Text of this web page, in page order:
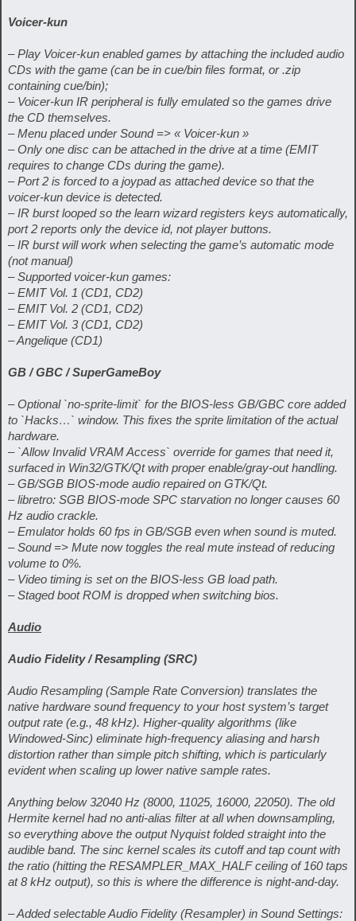
Voicer-kun
– Play Voicer-kun enabled games by attaching the included audio
CDs with the game (can be in cue/bin files format, or .zip
containing cue/bin);
– Voicer-kun IR peripheral is fully emulated so the games drive
the CD themselves.
– Menu placed under Sound => « Voicer-kun »
– Only one disc can be attached in the drive at a time (EMIT
requires to change CDs during the game).
– Port 2 is forced to a joypad as attached device so that the
voicer-kun device is detected.
– IR burst looped so the learn wizard registers keys automatically,
port 2 reports only the device id, not player buttons.
– IR burst will work when selecting the game’s automatic mode
(not manual)
– Supported voicer-kun games:
– EMIT Vol. 1 (CD1, CD2)
– EMIT Vol. 2 (CD1, CD2)
– EMIT Vol. 3 (CD1, CD2)
– Angelique (CD1)
GB / GBC / SuperGameBoy
– Optional `no-sprite-limit` for the BIOS-less GB/GBC core added
to `Hacks…` window. This fixes the sprite limitation of the actual
hardware.
– `Allow Invalid VRAM Access` override for games that need it,
surfaced in Win32/GTK/Qt with proper enable/gray-out handling.
– GB/SGB BIOS-mode audio repaired on GTK/Qt.
– libretro: SGB BIOS-mode SPC starvation no longer causes 60
Hz audio crackle.
– Emulator holds 60 fps in GB/SGB even when sound is muted.
– Sound => Mute now toggles the real mute instead of reducing
volume to 0%.
– Video timing is set on the BIOS-less GB load path.
– Staged boot ROM is dropped when switching bios.
Audio
Audio Fidelity / Resampling (SRC)
Audio Resampling (Sample Rate Conversion) translates the
native hardware sound frequency to your host system’s target
output rate (e.g., 48 kHz). Higher-quality algorithms (like
Windowed-Sinc) eliminate high-frequency aliasing and harsh
distortion rather than simple pitch shifting, which is particularly
evident when scaling up lower native sample rates.
Anything below 32040 Hz (8000, 11025, 16000, 22050). The old
Hermite kernel had no anti-alias filter at all when downsampling,
so everything above the output Nyquist folded straight into the
audible band. The sinc kernel scales its cutoff and tap count with
the ratio (hitting the RESAMPLER_MAX_HALF ceiling of 160 taps
at 8 kHz output), so this is where the difference is night-and-day.
– Added selectable Audio Fidelity (Resampler) in Sound Settings: